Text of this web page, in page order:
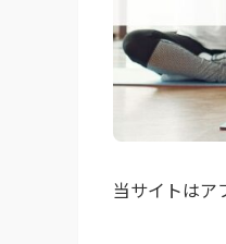
当サイトはア